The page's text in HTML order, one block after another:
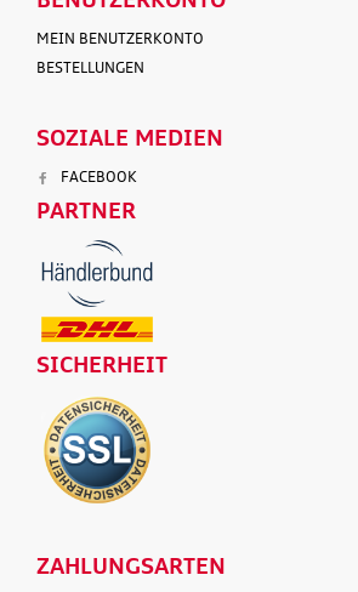
MEIN BENUTZERKONTO
BESTELLUNGEN
SOZIALE MEDIEN
FACEBOOK
PARTNER
SICHERHEIT
ZAHLUNGSARTEN